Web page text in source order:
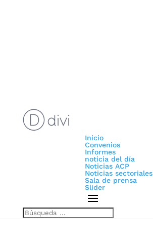
Inicio
Convenios
Informes
noticia del día
Noticias ACP
Noticias sectoriales
Sala de prensa
Slider